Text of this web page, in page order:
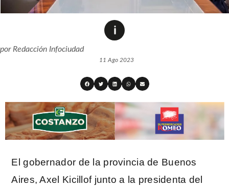
porRedacción Infociudad
11 Ago 2023
El gobernador de la provincia de Buenos
Aires, Axel Kicillof junto a la presidenta del